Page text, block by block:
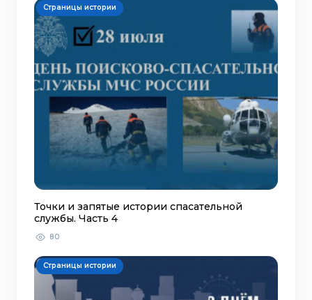
Страницы истории
Точки и запятые истории спасательной
службы. Часть 4
80
Страницы истории